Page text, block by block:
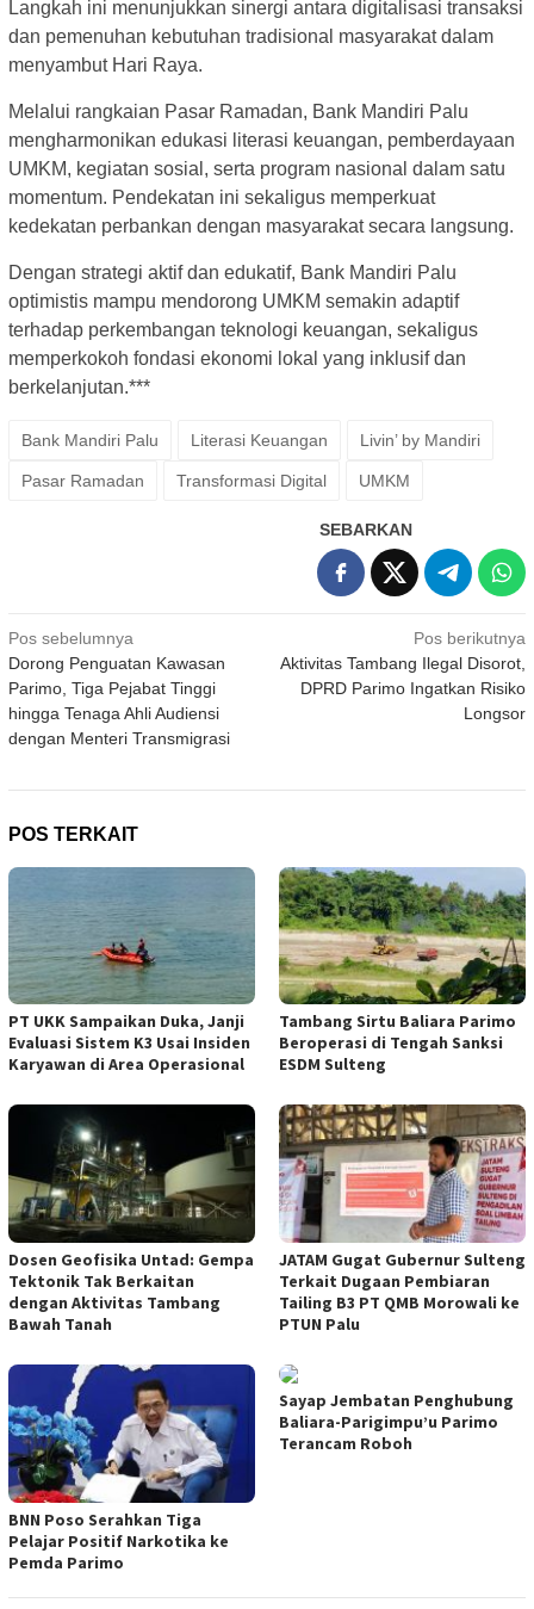
Langkah ini menunjukkan sinergi antara digitalisasi transaksi
dan pemenuhan kebutuhan tradisional masyarakat dalam
menyambut Hari Raya.
Melalui rangkaian Pasar Ramadan, Bank Mandiri Palu
mengharmonikan edukasi literasi keuangan, pemberdayaan
UMKM, kegiatan sosial, serta program nasional dalam satu
momentum. Pendekatan ini sekaligus memperkuat
kedekatan perbankan dengan masyarakat secara langsung.
Dengan strategi aktif dan edukatif, Bank Mandiri Palu
optimistis mampu mendorong UMKM semakin adaptif
terhadap perkembangan teknologi keuangan, sekaligus
memperkokoh fondasi ekonomi lokal yang inklusif dan
berkelanjutan.***
Bank Mandiri Palu Literasi Keuangan Livin’ by Mandiri
Pasar Ramadan Transformasi Digital UMKM
SEBARKAN
Navigasi
pos
Pos sebelumnya
Dorong Penguatan Kawasan
Parimo, Tiga Pejabat Tinggi
hingga Tenaga Ahli Audiensi
dengan Menteri Transmigrasi
Pos berikutnya
Aktivitas Tambang Ilegal Disorot,
DPRD Parimo Ingatkan Risiko
Longsor
POS TERKAIT
PT UKK Sampaikan Duka, Janji
Evaluasi Sistem K3 Usai Insiden
Karyawan di Area Operasional
Tambang Sirtu Baliara Parimo
Beroperasi di Tengah Sanksi
ESDM Sulteng
Dosen Geofisika Untad: Gempa
Tektonik Tak Berkaitan
dengan Aktivitas Tambang
Bawah Tanah
JATAM Gugat Gubernur Sulteng
Terkait Dugaan Pembiaran
Tailing B3 PT QMB Morowali ke
PTUN Palu
BNN Poso Serahkan Tiga
Pelajar Positif Narkotika ke
Pemda Parimo
Sayap Jembatan Penghubung
Baliara-Parigimpu’u Parimo
Terancam Roboh